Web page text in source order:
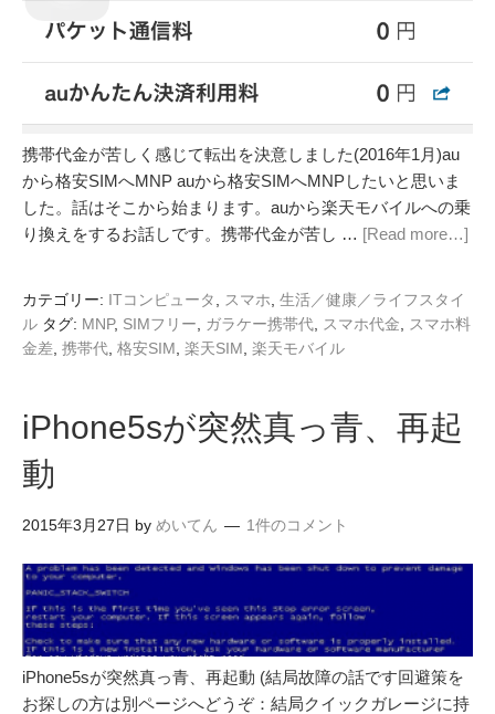
携帯代金が苦しく感じて転出を決意しました(2016年1月)au
から格安SIMへMNP auから格安SIMへMNPしたいと思いま
した。話はそこから始まります。auから楽天モバイルへの乗
り換えをするお話しです。携帯代金が苦し … [Read more…]
カテゴリー: ITコンピュータ スマホ 生活／健康／ライフスタイ
ル タグ: MNP, SIMフリー ガラケー携帯代 スマホ代金
スマホ料
金差 携帯代 格安SIM 楽天SIM 楽天モバイル
iPhone5sが突然真っ青、再起
動
2015年3月27日 by めいてん 1件のコメント
iPhone5sが突然真っ青、再起動 (結局故障の話です回避策を
お探しの方は別ページへどうぞ：結局クイックガレージに持